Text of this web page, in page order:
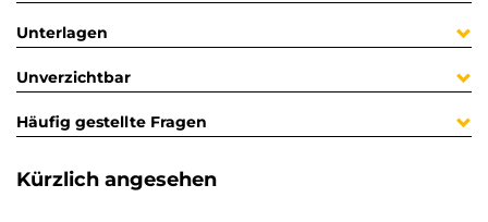
Unterlagen
Unverzichtbar
Häufig gestellte Fragen
Kürzlich angesehen